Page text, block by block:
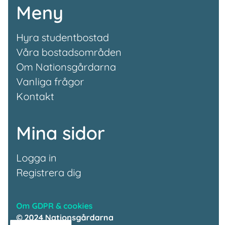
Om GDPR & cookies
© 2024 Nationsgårdarna
Meny
Hyra studentbostad
Våra bostadsområden
Om Nationsgårdarna
Vanliga frågor
Kontakt
Mina sidor
Logga in
Registrera dig